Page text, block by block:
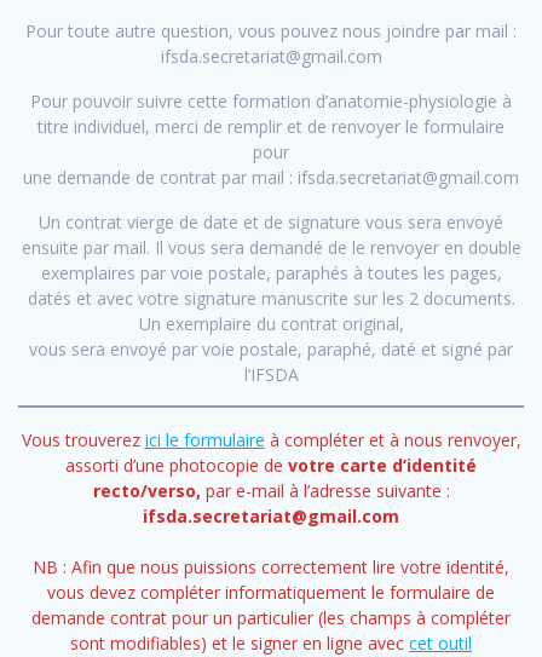
Pour toute autre question, vous pouvez nous joindre par mail :
ifsda.secretariat@gmail.com
Pour pouvoir suivre cette formation d’anatomie-physiologie à
titre individuel, merci de remplir et de renvoyer le formulaire
pour
une demande de contrat par mail : ifsda.secretariat@gmail.com
Un contrat vierge de date et de signature vous sera envoyé
ensuite par mail. Il vous sera demandé de le renvoyer en double
exemplaires par voie postale, paraphés à toutes les pages,
datés et avec votre signature manuscrite sur les 2 documents.
Un exemplaire du contrat original,
vous sera envoyé par voie postale, paraphé, daté et signé par
l’IFSDA
Vous trouverez ici le formulaire à compléter et à nous renvoyer,
assorti d’une photocopie de votre carte d’identité
recto/verso, par e-mail à l’adresse suivante :
ifsda.secretariat@gmail.com
NB : Afin que nous puissions correctement lire votre identité,
vous devez compléter informatiquement le formulaire de
demande contrat pour un particulier (les champs à compléter
sont modifiables) et le signer en ligne avec cet outil